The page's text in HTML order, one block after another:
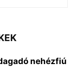
nehézfiú